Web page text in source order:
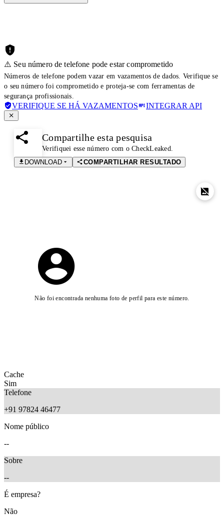
⚠️ Seu número de telefone pode estar comprometido
Números de telefone podem vazar em vazamentos de dados. Verifique se
o seu número foi comprometido e proteja-se com ferramentas de
segurança profissionais.
VERIFIQUE SE HÁ VAZAMENTOS INTEGRAR API
Compartilhe esta pesquisa
Verifiquei esse número com o CheckLeaked.
DOWNLOAD
COMPARTILHAR RESULTADO
Não foi encontrada nenhuma foto de perfil para este número.
Cache
Sim
Telefone
+91 97824 46477
Nome público
--
Sobre
--
É empresa?
Não